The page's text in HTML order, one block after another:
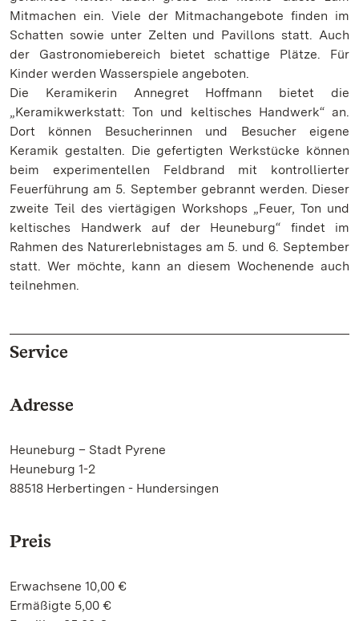
Mitmachen ein. Viele der Mitmachangebote finden im
Schatten sowie unter Zelten und Pavillons statt. Auch
der Gastronomiebereich bietet schattige Plätze. Für
Kinder werden Wasserspiele angeboten.
Die Keramikerin Annegret Hoffmann bietet die
„Keramikwerkstatt: Ton und keltisches Handwerk“ an.
Dort können Besucherinnen und Besucher eigene
Keramik gestalten. Die gefertigten Werkstücke können
beim experimentellen Feldbrand mit kontrollierter
Feuerführung am 5. September gebrannt werden. Dieser
zweite Teil des viertägigen Workshops „Feuer, Ton und
keltisches Handwerk auf der Heuneburg“ findet im
Rahmen des Naturerlebnistages am 5. und 6. September
statt. Wer möchte, kann an diesem Wochenende auch
teilnehmen.
Service
Adresse
Heuneburg – Stadt Pyrene
Heuneburg 1-2
88518 Herbertingen - Hundersingen
Preis
Erwachsene 10,00 €
Ermäßigte 5,00 €